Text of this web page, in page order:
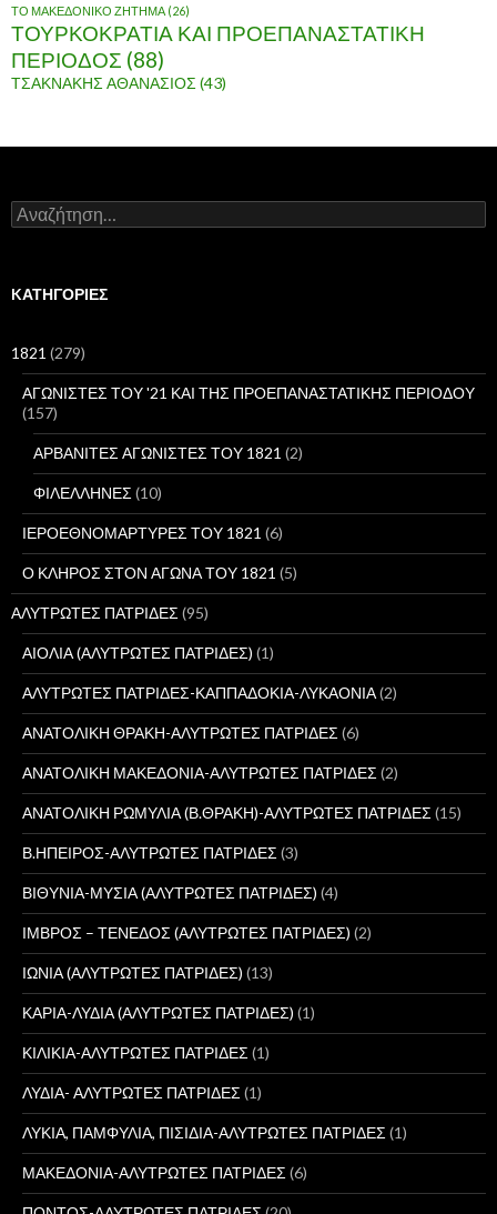
ΤΟ ΜΑΚΕΔΟΝΙΚΟ ΖΗΤΗΜΑ (26)
ΤΟΥΡΚΟΚΡΑΤΙΑ ΚΑΙ ΠΡΟΕΠΑΝΑΣΤΑΤΙΚΗ
ΠΕΡΙΟΔΟΣ (88)
ΤΣΑΚΝΑΚΗΣ ΑΘΑΝΑΣΙΟΣ (43)
Α
ν
ή
σ
KΑΤΗΓΟΡΊΕΣ
1821 (279)
ΑΓΩΝΙΣΤΕΣ ΤΟΥ '21 ΚΑΙ ΤΗΣ ΠΡΟΕΠΑΝΑΣΤΑΤΙΚΗΣ ΠΕΡΙΟΔΟΥ
(157)
ΑΡΒΑΝΙΤΕΣ ΑΓΩΝΙΣΤΕΣ ΤΟΥ 1821 (2)
ΦΙΛΕΛΛΗΝΕΣ (10)
ΙΕΡΟΕΘΝΟΜΑΡΤΥΡΕΣ ΤΟΥ 1821 (6)
Ο ΚΛΗΡΟΣ ΣΤΟΝ ΑΓΩΝΑ ΤΟΥ 1821 (5)
ΑΛΥΤΡΩΤΕΣ ΠΑΤΡΙΔΕΣ (95)
ΑΙΟΛΙΑ (ΑΛΥΤΡΩΤΕΣ ΠΑΤΡΙΔΕΣ) (1)
ΑΛΥΤΡΩΤΕΣ ΠΑΤΡΙΔΕΣ-ΚΑΠΠΑΔΟΚΙΑ-ΛΥΚΑΟΝΙΑ(2)
ΑΝΑΤΟΛΙΚΗ ΘΡΑΚΗ-ΑΛΥΤΡΩΤΕΣ ΠΑΤΡΙΔΕΣ (6)
ΑΝΑΤΟΛΙΚΗ ΜΑΚΕΔΟΝΙΑ-ΑΛΥΤΡΩΤΕΣ ΠΑΤΡΙΔΕΣ (2)
ΑΝΑΤΟΛΙΚΗ ΡΩΜΥΛΙΑ (Β.ΘΡΑΚΗ)-ΑΛΥΤΡΩΤΕΣ ΠΑΤΡΙΔΕΣ (15)
Β.ΗΠΕΙΡΟΣ-ΑΛΥΤΡΩΤΕΣ ΠΑΤΡΙΔΕΣ (3)
ΒΙΘΥΝΙΑ-ΜΥΣΙΑ (ΑΛΥΤΡΩΤΕΣ ΠΑΤΡΙΔΕΣ) (4)
ΙΜΒΡΟΣ – ΤΕΝΕΔΟΣ (ΑΛΥΤΡΩΤΕΣ ΠΑΤΡΙΔΕΣ) (2)
ΙΩΝΙΑ (ΑΛΥΤΡΩΤΕΣ ΠΑΤΡΙΔΕΣ) (13)
ΚΑΡΙΑ-ΛΥΔΙΑ (ΑΛΥΤΡΩΤΕΣ ΠΑΤΡΙΔΕΣ) (1)
ΚΙΛΙΚΙΑ-ΑΛΥΤΡΩΤΕΣ ΠΑΤΡΙΔΕΣ (1)
ΛΥΔΙΑ- ΑΛΥΤΡΩΤΕΣ ΠΑΤΡΙΔΕΣ (1)
ΛΥΚΙΑ, ΠΑΜΦΥΛΙΑ, ΠΙΣΙΔΙΑ-ΑΛΥΤΡΩΤΕΣ ΠΑΤΡΙΔΕΣ (1)
ΜΑΚΕΔΟΝΙΑ-ΑΛΥΤΡΩΤΕΣ ΠΑΤΡΙΔΕΣ (6)